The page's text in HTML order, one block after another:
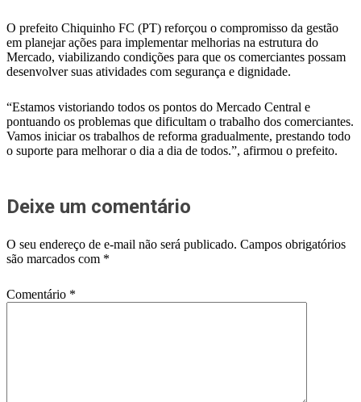
O prefeito Chiquinho FC (PT) reforçou o compromisso da gestão
em planejar ações para implementar melhorias na estrutura do
Mercado, viabilizando condições para que os comerciantes possam
desenvolver suas atividades com segurança e dignidade.
“Estamos vistoriando todos os pontos do Mercado Central e
pontuando os problemas que dificultam o trabalho dos comerciantes.
Vamos iniciar os trabalhos de reforma gradualmente, prestando todo
o suporte para melhorar o dia a dia de todos.”, afirmou o prefeito.
Deixe um comentário
O seu endereço de e-mail não será publicado. Campos obrigatórios
são marcados com *
Comentário *